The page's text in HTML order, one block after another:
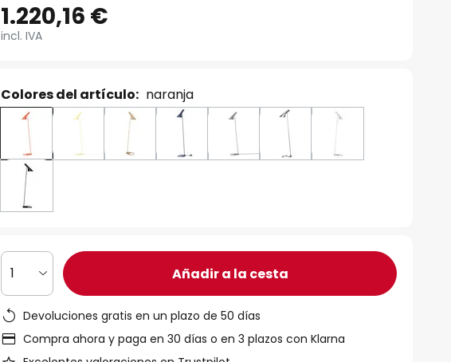
1.220,16 €
incl. IVA
Colores del artículo: naranja
1 Añadir a la cesta
Devoluciones gratis en un plazo de 50 días
Compra ahora y paga en 30 días o en 3 plazos con Klarna